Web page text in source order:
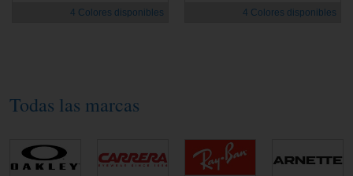
4 Colores disponibles
4 Colores disponibles
Todas las marcas